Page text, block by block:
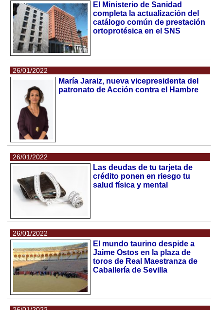
El Ministerio de Sanidad
completa la actualización del
catálogo común de prestación
ortoprotésica en el SNS
26/01/2022
María Jaraiz, nueva vicepresidenta del
patronato de Acción contra el Hambre
26/01/2022
Las deudas de tu tarjeta de
crédito ponen en riesgo tu
salud física y mental
26/01/2022
El mundo taurino despide a
Jaime Ostos en la plaza de
toros de Real Maestranza de
Caballería de Sevilla